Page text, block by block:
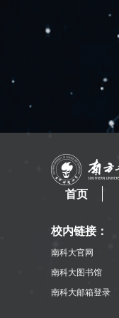
首页
校内链接：
南科大官网
南科大图书馆
南科大邮箱登录